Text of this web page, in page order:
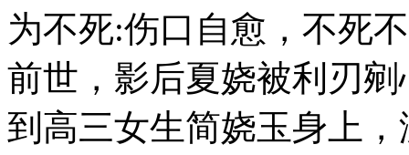
为不死:伤口自愈，不死
前世，影后夏娆被利刃
到高三女生简娆玉身上